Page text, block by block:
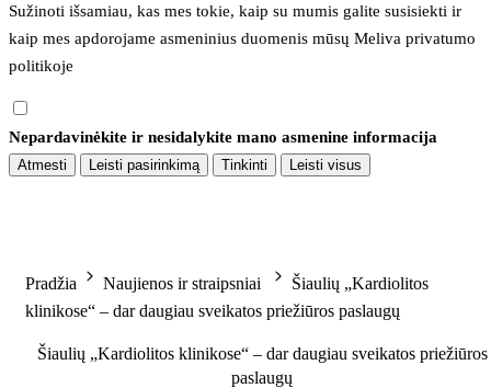
Sužinoti išsamiau, kas mes tokie, kaip su mumis galite susisiekti ir
kaip mes apdorojame asmeninius duomenis mūsų Meliva privatumo
politikoje
Nepardavinėkite ir nesidalykite mano asmenine informacija
Atmesti Leisti pasirinkimą Tinkinti Leisti visus
Pradžia Naujienos ir straipsniai
Šiaulių „Kardiolitos
klinikose“ – dar daugiau sveikatos priežiūros paslaugų
Šiaulių „Kardiolitos klinikose“ – dar daugiau sveikatos priežiūros
paslaugų